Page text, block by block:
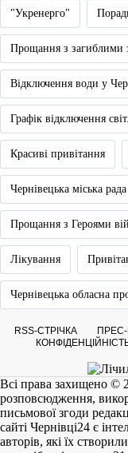
"Укренерго"
Прощання з загиблими
Відключення води у
Графік відключення
Красиві привітання
Чернівецька міська рада
Прощання з Героями
Лікування
Чернівецька обласна
RSS-СТРІЧКА ПРЕС-
Всі права захищено ©
розповсюдження,
письмової згоди
сайті Чернівці24 є
авторів, які їх